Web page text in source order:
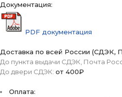
Документация:
PDF документация
Доставка по всей России (СДЭК,
До пункта выдачи СДЭК, Почта
До двери СДЭК: от 400₽
Оплата: